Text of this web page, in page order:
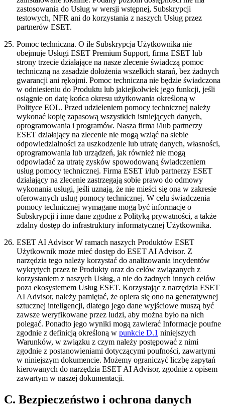
zastosowania do Usług w wersji wstępnej, Subskrypcji
testowych, NFR ani do korzystania z naszych Usług przez
partnerów ESET.
25. Pomoc techniczna. O ile Subskrypcja Użytkownika nie
obejmuje Usługi ESET Premium Support, firma ESET lub
strony trzecie działające na nasze zlecenie świadczą pomoc
techniczną na zasadzie dołożenia wszelkich starań, bez żadnych
gwarancji ani rękojmi. Pomoc techniczna nie będzie świadczona
w odniesieniu do Produktu lub jakiejkolwiek jego funkcji, jeśli
osiągnie on datę końca okresu użytkowania określoną w
Polityce EOL. Przed udzieleniem pomocy technicznej należy
wykonać kopię zapasową wszystkich istniejących danych,
oprogramowania i programów. Nasza firma i/lub partnerzy
ESET działający na zlecenie nie mogą wziąć na siebie
odpowiedzialności za uszkodzenie lub utratę danych, własności,
oprogramowania lub urządzeń, jak również nie mogą
odpowiadać za utratę zysków spowodowaną świadczeniem
usług pomocy technicznej. Firma ESET i/lub partnerzy ESET
działający na zlecenie zastrzegają sobie prawo do odmowy
wykonania usługi, jeśli uznają, że nie mieści się ona w zakresie
oferowanych usług pomocy technicznej. W celu świadczenia
pomocy technicznej wymagane mogą być informacje o
Subskrypcji i inne dane zgodne z Polityką prywatności, a także
zdalny dostęp do infrastruktury informatycznej Użytkownika.
26. ESET AI AdvisorW ramach naszych Produktów ESET
Użytkownik może mieć dostęp do ESET AI Advisor. Z
narzędzia tego należy korzystać do analizowania incydentów
wykrytych przez te Produkty oraz do celów związanych z
korzystaniem z naszych Usług, a nie do żadnych innych celów
poza ekosystemem Usług ESET. Korzystając z narzędzia ESET
AI Advisor, należy pamiętać, że opiera się ono na generatywnej
sztucznej inteligencji, dlatego jego dane wyjściowe muszą być
zawsze weryfikowane przez ludzi, aby można było na nich
polegać. Ponadto jego wyniki mogą zawierać Informacje poufne
zgodnie z definicją określoną w punkcie D.1 niniejszych
Warunków, w związku z czym należy postępować z nimi
zgodnie z postanowieniami dotyczącymi poufności, zawartymi
w niniejszym dokumencie. Możemy ograniczyć liczbę zapytań
kierowanych do narzędzia ESET AI Advisor, zgodnie z opisem
zawartym w naszej dokumentacji.
C. Bezpieczeństwo i ochrona danych